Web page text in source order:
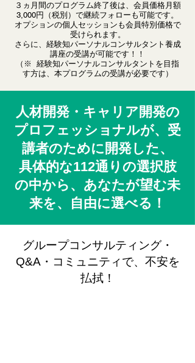
３ヵ月間のプログラム終了後は、会員価格月額
3,000円（税別）で継続フォローも可能です。
オプションの個人セッションも会員特別価格で
受けられます。
さらに、経験知パーソナルコンサルタント養成
講座の受講が可能です！！
​（※ 経験知パーソナルコンサルタントを目指
す方は、本プログラムの受講が必要です）
人材開発・キャリア開発の
プロフェッショナルが、受
講者のために開発した、
具体的な112通りの選択肢
の中から、あなたが望む未
来を、自由に選べる！
グループコンサルティング・
Q&A・コミュニティで、不安を
払拭！